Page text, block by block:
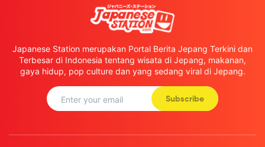
Japanese Station merupakan Portal Berita Jepang Terkini dan
Terbesar di Indonesia tentang wisata di Jepang, makanan,
gaya hidup, pop culture dan yang sedang viral di Jepang.
Subscribe